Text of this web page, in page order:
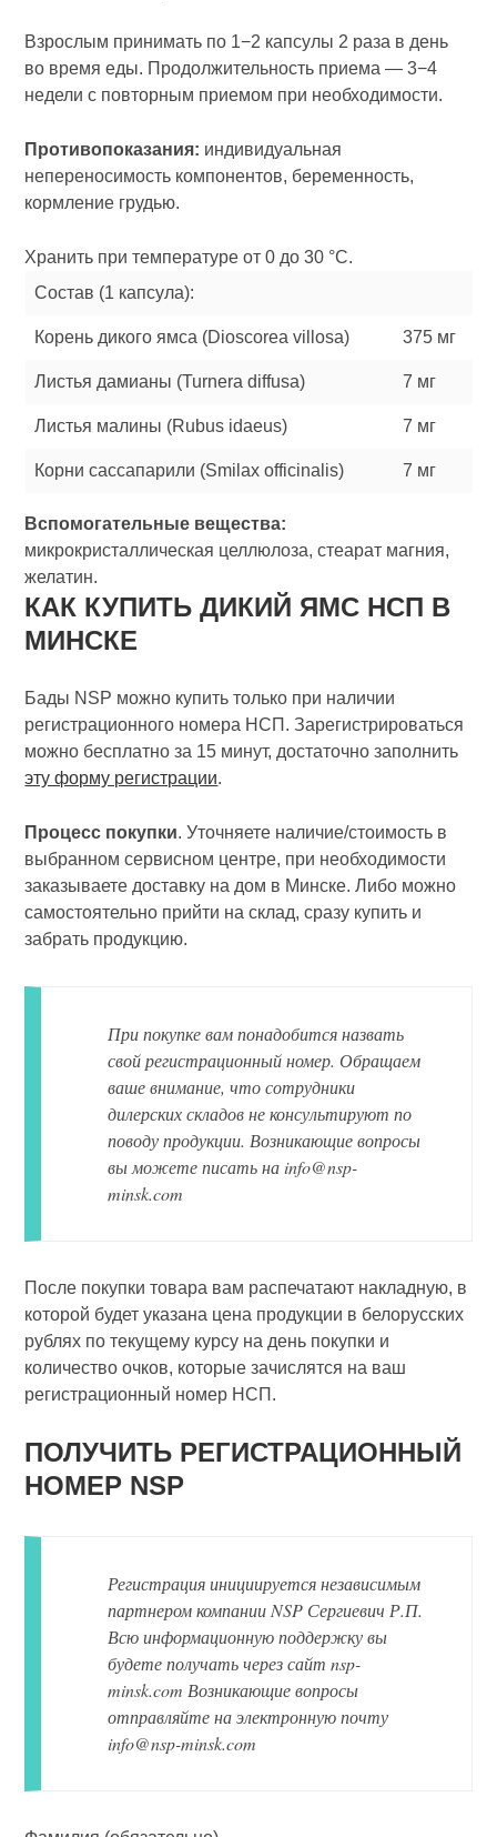
Взрослым принимать по 1−2 капсулы 2 раза в день
во время еды. Продолжительность приема — 3−4
недели с повторным приемом при необходимости.
Противопоказания: индивидуальная
непереносимость компонентов, беременность,
кормление грудью.
Хранить при температуре от 0 до 30 °С.
Состав (1 капсула):
Корень дикого ямса (Dioscorea villosa) 375 мг
Листья дамианы (Turnera diffusa) 7 мг
Листья малины (Rubus idaeus) 7 мг
Корни сассапарили (Smilax officinalis) 7 мг
Вспомогательные вещества:
микрокристаллическая целлюлоза, стеарат магния,
желатин.
КАК КУПИТЬ ДИКИЙ ЯМС НСП В
МИНСКЕ
Бады NSP можно купить только при наличии
регистрационного номера НСП. Зарегистрироваться
можно бесплатно за 15 минут, достаточно заполнить
эту форму регистрации.
Процесс покупки. Уточняете наличие/стоимость в
выбранном сервисном центре, при необходимости
заказываете доставку на дом в Минске. Либо можно
самостоятельно прийти на склад, сразу купить и
забрать продукцию.
При покупке вам понадобится назвать
свой регистрационный номер. Обращаем
ваше внимание, что сотрудники
дилерских складов не консультируют по
поводу продукции. Возникающие вопросы
вы можете писать на info@nsp-
minsk.com
После покупки товара вам распечатают накладную, в
которой будет указана цена продукции в белорусских
рублях по текущему курсу на день покупки и
количество очков, которые зачислятся на ваш
регистрационный номер НСП.
ПОЛУЧИТЬ РЕГИСТРАЦИОННЫЙ
НОМЕР NSP
Регистрация инициируется независимым
партнером компании NSP Сергиевич Р.П.
Всю информационную поддержку вы
будете получать через сайт nsp-
minsk.com Возникающие вопросы
отправляйте на электронную почту
info@nsp-minsk.com